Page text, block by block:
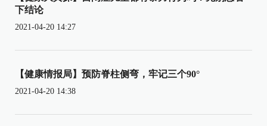
下结论
2021-04-20 14:27
【健康情报局】预防脊柱侧弯，牢记三个90°
2021-04-20 14:38